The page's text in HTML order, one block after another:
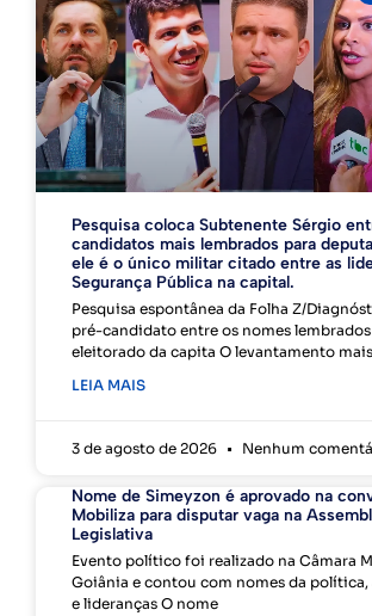
Pesquisa coloca Subtenente Sérgio
candidatos mais lembrados para
ele é o único militar citado entre as
Segurança Pública na capital.
Pesquisa espontânea da Folha Z/
pré-candidato entre os nomes
eleitorado da capita O levantamento
LEIA MAIS
3 de agosto de 2026 Nenhum
Nome de Simeyzon é aprovado na
Mobiliza para disputar vaga na
Legislativa
Evento político foi realizado na Câmara
Goiânia e contou com nomes da
e lideranças O nome